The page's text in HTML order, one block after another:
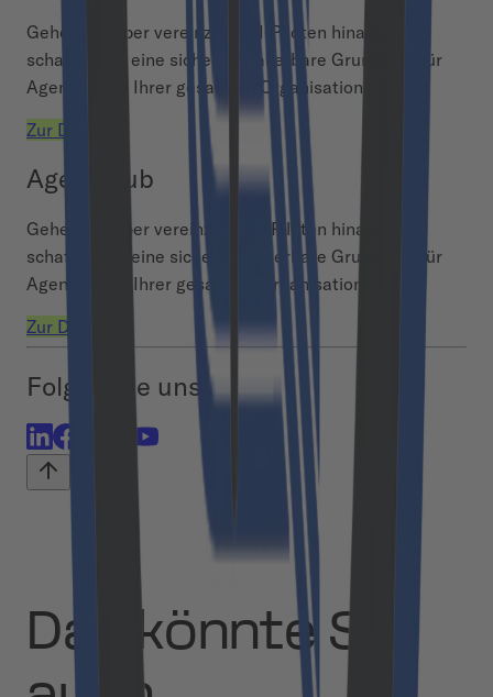
Gehen Sie über vereinzelte AI-Piloten hinaus und
schaffen Sie eine sichere, skalierbare Grundlage für
Agentic AI in Ihrer gesamten Organisation.
Zur Demo
Agent Hub
Gehen Sie über vereinzelte AI-Piloten hinaus und
schaffen Sie eine sichere, skalierbare Grundlage für
Agentic AI in Ihrer gesamten Organisation.
Zur Demo
Folgen Sie uns
Das könnte Sie